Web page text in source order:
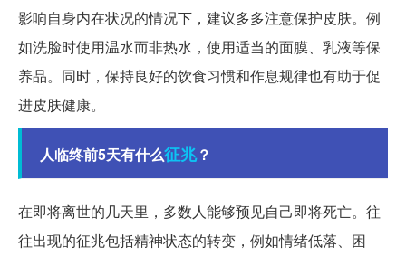
影响自身内在状况的情况下，建议多多注意保护皮肤。例
如洗脸时使用温水而非热水，使用适当的面膜、乳液等保
养品。同时，保持良好的饮食习惯和作息规律也有助于促
进皮肤健康。
人临终前5天有什么征兆？
在即将离世的几天里，多数人能够预见自己即将死亡。往
往出现的征兆包括精神状态的转变，例如情绪低落、困